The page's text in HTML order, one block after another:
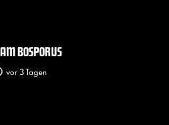
BOSPORUS
vor 3 Tagen